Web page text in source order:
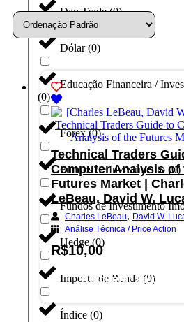
Day Trade(0)
Dólar(0)
Educação Financeira /
(0)
Forex(0)
Fundos de Investimento (0)
Fundos de Investimento
Hedge(0)
Imposto de Renda (0)
Índice (0)
Technical Traders
Computer Analysis of
Futures Market |
LeBeau, David W.
Charles LeBeau, David W.
Análise Técnica / Price Action
R$10,00
Adicionar ao